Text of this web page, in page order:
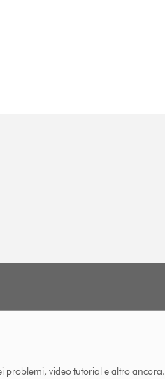
problemi, video tutorial e altro ancora.